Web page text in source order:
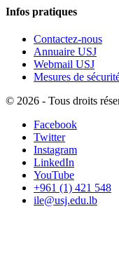
Infos pratiques
Contactez-nous
Annuaire USJ
Webmail USJ
Mesures de
© 2026 - Tous droits
Facebook
Twitter
Instagram
LinkedIn
YouTube
+961 (1) 421 548
ile@usj.edu.lb